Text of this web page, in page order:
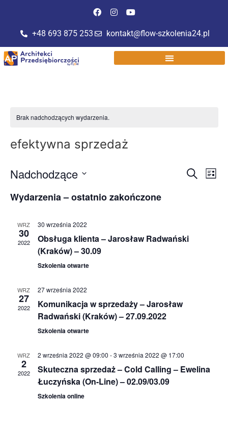
+48 693 875 253 kontakt@flow-szkolenia24.pl
Brak nadchodzących wydarzenia.
efektywna sprzedaż
SzukajLista
Nadchodzące
datę.
Wydarzenia – ostatnio zakończone
WRZ
30
2022
30 września 2022
Obsługa klienta – Jarosław Radwański
(Kraków) – 30.09
Szkolenia otwarte
WRZ
27
2022
27 września 2022
Komunikacja w sprzedaży – Jarosław
Radwański (Kraków) – 27.09.2022
Szkolenia otwarte
WRZ
2
2022
2 września 2022 @ 09:00 -3 września 2022 @ 17:00
Skuteczna sprzedaż – Cold Calling – Ewelina
Łuczyńska (On-Line) – 02.09/03.09
Szkolenia online